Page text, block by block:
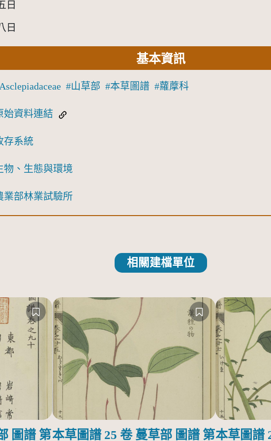
日
日
基本資訊
Asclepiadaceae 山草部 本草圖譜 蘿藦科
始資料連結
存系統
物、生態與環境
業部林業試驗所
相關建檔單位
圖譜 第本草圖譜 25 卷 蔓草部 圖譜 第本草圖譜